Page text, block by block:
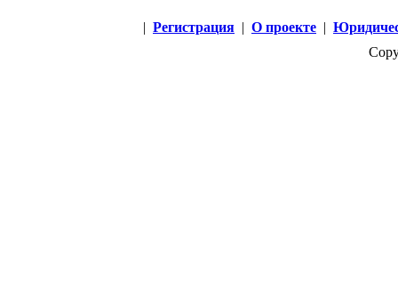
| Регистрация | О проекте |